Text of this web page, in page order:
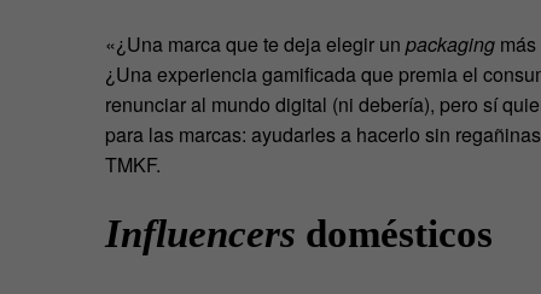
«¿Una marca que te deja elegir un packaging
¿Una experiencia gamificada que premia el
renunciar al mundo digital (ni debería), pero sí
para las marcas: ayudarles a hacerlo sin
TMKF.
Influencers domésticos